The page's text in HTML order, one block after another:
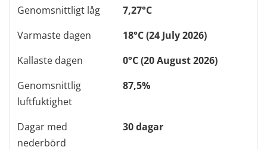
Genomsnittligt låg
7,27°C
Varmaste dagen
18°C (24 July 2026)
Kallaste dagen
0°C (20 August 2026)
Genomsnittlig
luftfuktighet
87,5%
Dagar med
nederbörd
30 dagar